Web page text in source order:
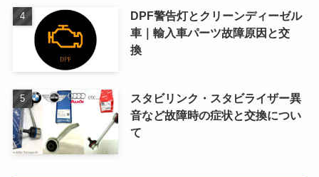
DPF警告灯とクリーンディーゼル
車｜輸入車パーツ故障原因と交
換
スタビリンク・スタビライザー異
音など故障時の症状と交換につい
て